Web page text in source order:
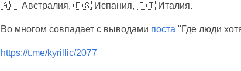
🇦🇺 Австралия, 🇪🇸 Испания, 🇮🇹 Италия.
Во многом совпадает с выводами поста "Где люди
https://t.me/kyrillic/2077